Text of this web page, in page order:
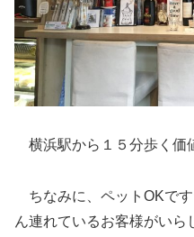
横浜駅から１５分歩く価
ちなみに、ペットOKで
ん連れているお客様がいら